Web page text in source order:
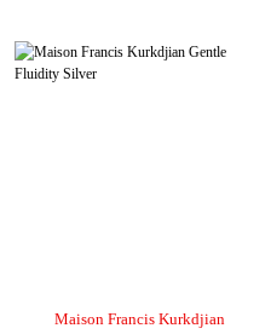
Maison Francis Kurkdjian